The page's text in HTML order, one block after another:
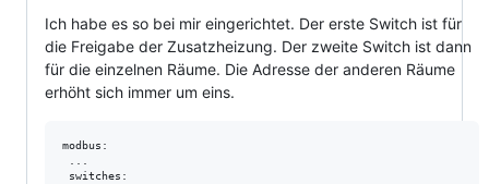
Ich habe es so bei mir eingerichtet. Der erste Switch ist für
die Freigabe der Zusatzheizung. Der zweite Switch ist dann
für die einzelnen Räume. Die Adresse der anderen Räume
erhöht sich immer um eins.
modbus:
switches: